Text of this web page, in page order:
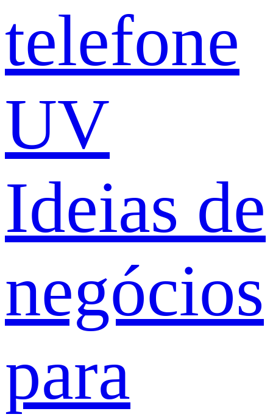
telefone
UV
Ideias de
negócios
para